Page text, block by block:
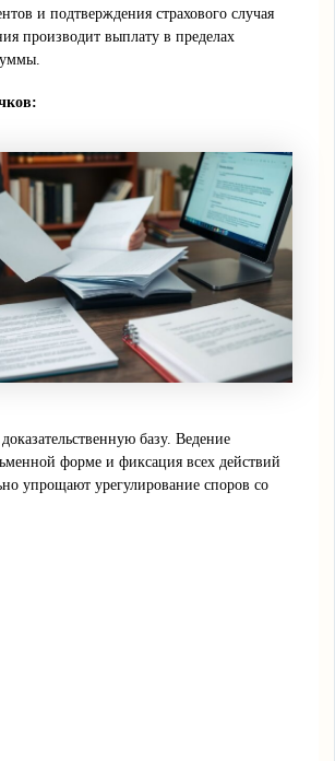
и подтверждения страхового случая
производит выплату в пределах
доказательственную базу. Ведение
форме и фиксация всех действий
упрощают урегулирование споров со